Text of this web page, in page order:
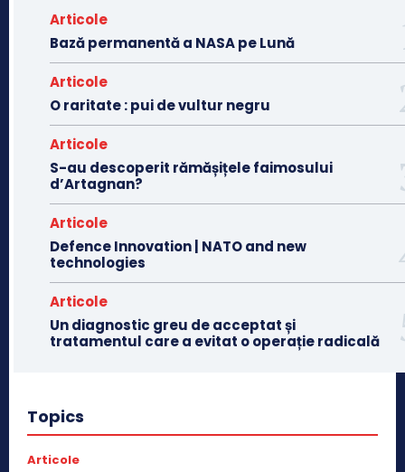
Articole
Bază permanentă a NASA pe Lună
Articole
O raritate : pui de vultur negru
Articole
S-au descoperit rămășițele faimosului
d’Artagnan?
Articole
Defence Innovation | NATO and new
technologies
Articole
Un diagnostic greu de acceptat și
tratamentul care a evitat o operație radicală
Topics
Articole